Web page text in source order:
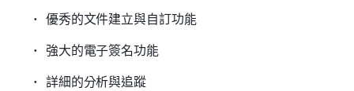
優秀的文件建立與自訂功能
強大的電子簽名功能
詳細的分析與追蹤